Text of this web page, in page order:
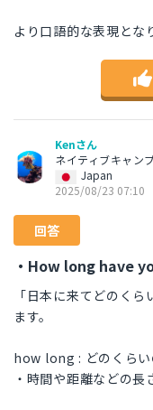
より口語的な表現とな
Kenさん
ネイティブキャン
Japan
2025/08/23 07:10
回答
・How long have
「日本に来てどのく
ます。
how long : どのくらい
・時間や距離などの長